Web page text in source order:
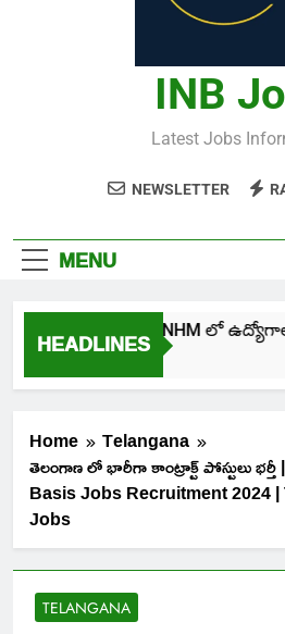
INB
Latest Jobs
NEWSLETTER
MENU
HEADLINES
తెలంగాణ NHM లో
Home
Telangana
తెలంగాణ లో భారీగా కాంట్రాక్ట్ పోస్టులు
Basis Jobs Recruitment 2024
Jobs
TELANGANA